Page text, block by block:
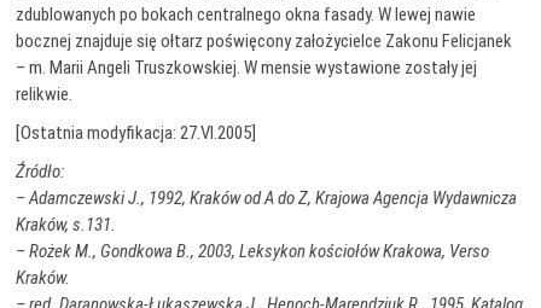
zdublowanych po bokach centralnego okna fasady. W lewej nawie
bocznej znajduje się ołtarz poświęcony założycielce Zakonu Felicjanek
– m. Marii Angeli Truszkowskiej. W mensie wystawione zostały jej
relikwie.
[Ostatnia modyfikacja: 27.VI.2005]
Źródło:
– Adamczewski J., 1992, Kraków od A do Z, Krajowa Agencja Wydawnicza
Kraków, s.131.
– Rożek M., Gondkowa B., 2003, Leksykon kościołów Krakowa, Verso
Kraków.